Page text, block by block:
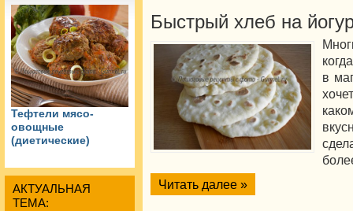
Тефтели мясо-
овощные
(диетические)
АКТУАЛЬНАЯ
ТЕМА:
Быстрый хлеб на
в
Читать далее »